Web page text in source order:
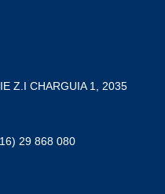
Z.I CHARGUIA 1, 2035
29 868 080